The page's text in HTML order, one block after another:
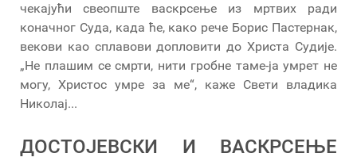
чекајући свеопште васкрсење из мртвих ради
коначног Суда, када ће, како рече Борис Пастернак,
векови као сплавови допловити до Христа Судије.
„Не плашим се смрти, нити гробне таме-ја умрет не
могу, Христос умре за ме“, каже Свети владика
Николај...
ДОСТОЈЕВСКИ И ВАСКРСЕЊЕ